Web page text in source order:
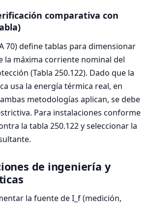
comparativa con
70) define tablas para dimensionar
la máxima corriente nominal del
(Tabla 250.122). Dado que la
usa la energía térmica real, en
metodologías aplican, se debe
Para instalaciones conforme
la tabla 250.122 y seleccionar la
de ingeniería y
la fuente de I_f (medición,